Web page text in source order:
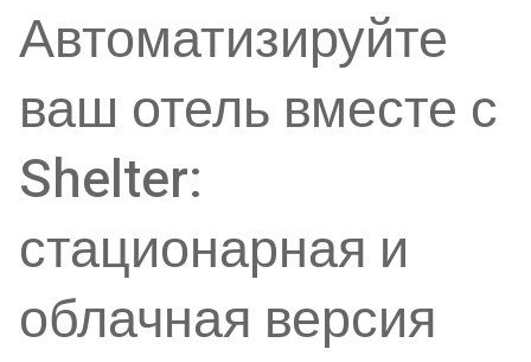
Автоматизируйте
ваш отель вместе с
Shelter:
стационарная и
облачная версия